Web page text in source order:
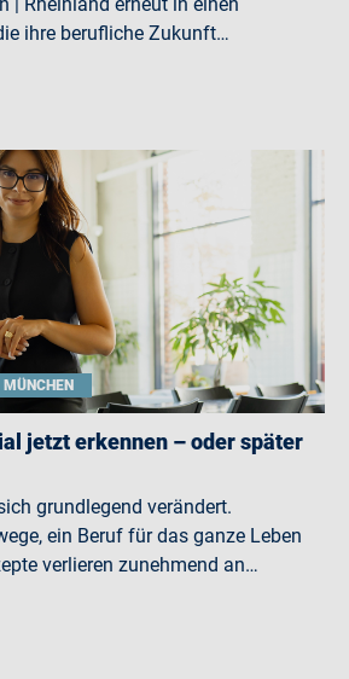
ihre berufliche Zukunft…
MÜNCHEN
jetzt erkennen – oder später
grundlegend verändert.
ein Beruf für das ganze Leben
verlieren zunehmend an…